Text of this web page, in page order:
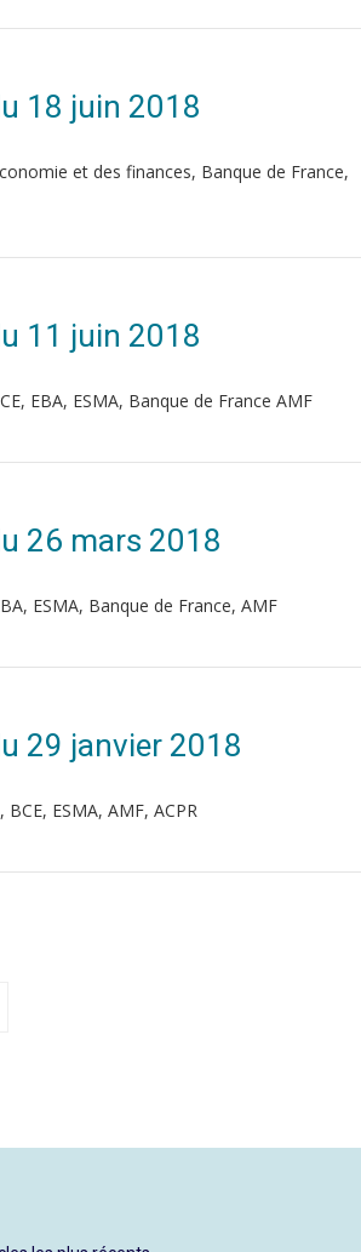
18 juin 2018
et des finances, Banque de France,
11 juin 2018
EBA, ESMA, Banque de France AMF
26 mars 2018
ESMA, Banque de France, AMF
29 janvier 2018
ESMA, AMF, ACPR